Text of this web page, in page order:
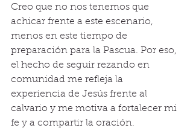
Creo que no nos tenemos que
achicar frente a este escenario,
menos en este tiempo de
preparación para la Pascua. Por eso,
el hecho de seguir rezando en
comunidad me refleja la
experiencia de Jesús frente al
calvario y me motiva a fortalecer mi
fe y a compartir la oración.